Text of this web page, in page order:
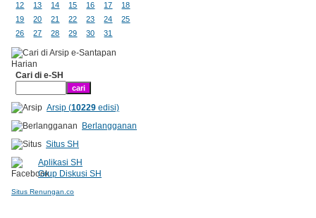
12
13 14 15 16 17
18
19
20 21 22 23 24
25
26
27 28 29 30 31
Cari di e-SH
Arsip (10229edisi)
Berlangganan
Situs SH
Aplikasi SH
Grup Diskusi SH
Situs Renungan.co